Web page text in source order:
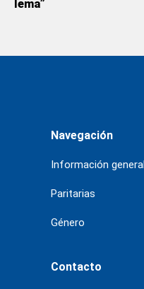
lema”
Navegación
Información general
Paritarias
Género
Contacto